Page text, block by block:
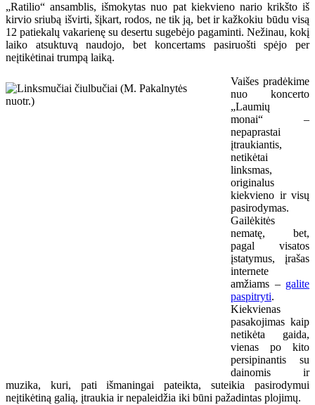
„Ratilio“ ansamblis, išmokytas nuo pat kiekvieno nario krikšto iš
kirvio sriubą išvirti, šįkart, rodos, ne tik ją, bet ir kažkokiu būdu visą
12 patiekalų vakarienę su desertu sugebėjo pagaminti. Nežinau, kokį
laiko atsuktuvą naudojo, bet koncertams pasiruošti spėjo per
neįtikėtinai trumpą laiką.
Vaišes pradėkime
nuo koncerto
„Laumių
monai“ –
nepaprastai
įtraukiantis,
netikėtai
linksmas,
originalus
kiekvieno ir visų
pasirodymas.
Gailėkitės
nematę, bet,
pagal visatos
įstatymus, įrašas
internete
amžiams – galite
paspitryti.
Kiekvienas
pasakojimas kaip
netikėta gaida,
vienas po kito
persipinantis su
dainomis ir
muzika, kuri, pati išmaningai pateikta, suteikia pasirodymui
neįtikėtiną galią, įtraukia ir nepaleidžia iki būni pažadintas plojimų.